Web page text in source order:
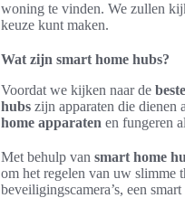
woning te vinden. We zullen
keuze kunt maken.
Wat zijn smart home hubs?
Voordat we kijken naar de
hubs zijn apparaten die dienen
home apparaten en fungeren
Met behulp van smart home
om het regelen van uw slimme
beveiligingscamera’s, een